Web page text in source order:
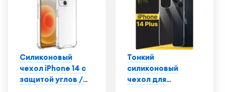
Силиконовый
чехол iPhone 14 с
защитой углов /
Тонкий
силиконовый
чехол для